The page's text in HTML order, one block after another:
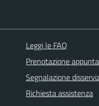
Leggi le FAQ
Prenotazione
Segnalazione
Richiesta assistenza